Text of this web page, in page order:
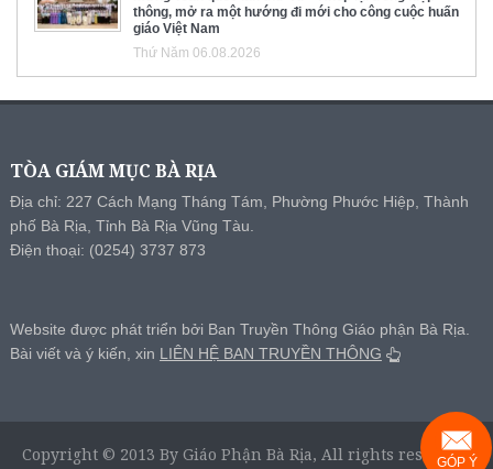
thông, mở ra một hướng đi mới cho công cuộc huấn
giáo Việt Nam
Thứ Năm 06.08.2026
TÒA GIÁM MỤC BÀ RỊA
Địa chỉ: 227 Cách Mạng Tháng Tám, Phường Phước Hiệp, Thành
phố Bà Rịa, Tỉnh Bà Rịa Vũng Tàu.
Điện thoại: (0254) 3737 873
Website được phát triển bởi Ban Truyền Thông Giáo phận Bà Rịa.
Bài viết và ý kiến, xin LIÊN HỆ BAN TRUYỀN THÔNG
Copyright © 2013 By Giáo Phận Bà Rịa, All rights reserved.
GÓP Ý